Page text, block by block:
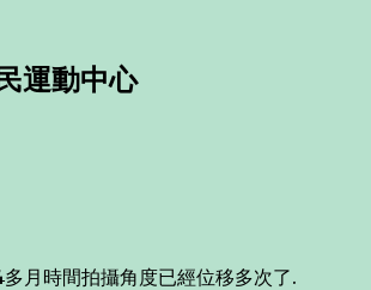
運動中心
月時間拍攝角度已經位移多次了.